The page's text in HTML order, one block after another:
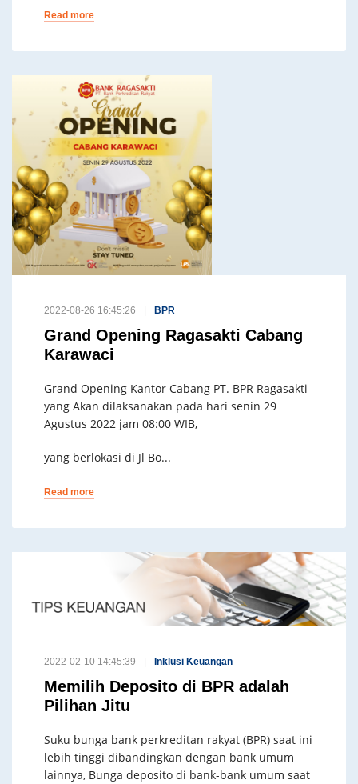
Read more
2022-08-26 16:45:26 BPR
Grand Opening Ragasakti Cabang
Karawaci
Grand Opening Kantor Cabang PT. BPR Ragasakti
yang Akan dilaksanakan pada hari senin 29
Agustus 2022 jam 08:00 WIB,
yang berlokasi di Jl Bo...
Read more
2022-02-10 14:45:39 Inklusi Keuangan
Memilih Deposito di BPR adalah
Pilihan Jitu
Suku bunga bank perkreditan rakyat (BPR) saat ini
lebih tinggi dibandingkan dengan bank umum
lainnya, Bunga deposito di bank-bank umum saat